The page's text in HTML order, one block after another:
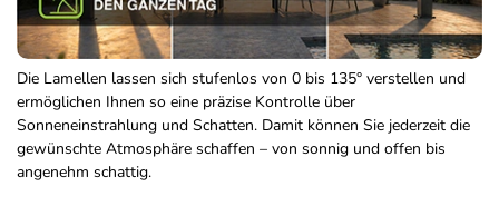
Die Lamellen lassen sich stufenlos von 0 bis 135° verstellen und
ermöglichen Ihnen so eine präzise Kontrolle über
Sonneneinstrahlung und Schatten. Damit können Sie jederzeit die
gewünschte Atmosphäre schaffen – von sonnig und offen bis
angenehm schattig.